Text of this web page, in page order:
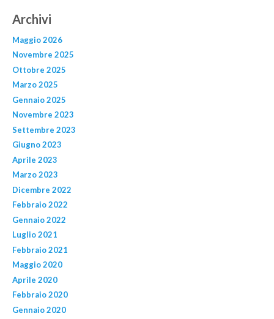
Archivi
Maggio 2026
Novembre 2025
Ottobre 2025
Marzo 2025
Gennaio 2025
Novembre 2023
Settembre 2023
Giugno 2023
Aprile 2023
Marzo 2023
Dicembre 2022
Febbraio 2022
Gennaio 2022
Luglio 2021
Febbraio 2021
Maggio 2020
Aprile 2020
Febbraio 2020
Gennaio 2020